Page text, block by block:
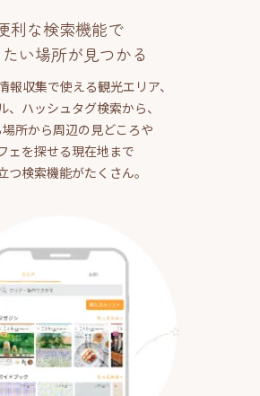
利な検索機能で
い場所が見つかる
報収集で使える観光エリア、
、ハッシュタグ検索から、
所から周辺の見どころや
ェを探せる現在地まで
つ検索機能がたくさん。